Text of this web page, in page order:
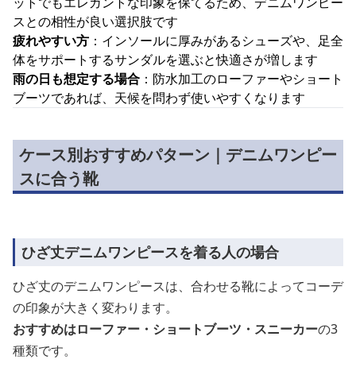
スとの相性が良い選択肢です
疲れやすい方 ：インソールに厚みがあるシューズや、足全
体をサポートするサンダルを選ぶと快適さが増します
雨の日も想定する場合 ：防水加工のローファーやショート
ブーツであれば、天候を問わず使いやすくなります
ケース別おすすめパターン｜デニムワンピー
スに合う靴
ひざ丈デニムワンピースを着る人の場合
ひざ丈のデニムワンピースは、合わせる靴によってコーデ
の印象が大きく変わります。
おすすめはローファー・ショートブーツ・スニーカーの3
種類です。